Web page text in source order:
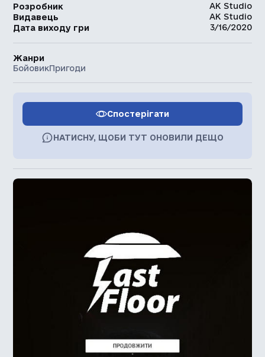
Розробник
AK Studio
Видавець
AK Studio
Дата виходу гри
3/16/2020
Жанри
БойовикПригоди
Спостерігати
НАТИСНУ, ЩОБИ ТУТ ОНОВИЛИ ДЕЩО